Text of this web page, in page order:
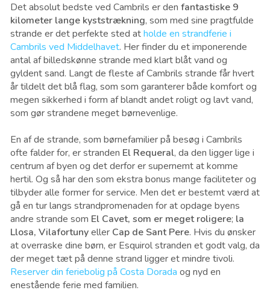
Det absolut bedste ved Cambrils er den fantastiske 9
kilometer lange kyststrækning, som med sine pragtfulde
strande er det perfekte sted atholde en strandferie i
Cambrils ved Middelhavet. Her finder du et imponerende
antal af billedskønne strande med klart blåt vand og
gyldent sand. Langt de fleste af Cambrils strande får hvert
år tildelt det blå flag, som som garanterer både komfort og
megen sikkerhed i form af blandt andet roligt og lavt vand,
som gør strandene meget børnevenlige.
En af de strande, som børnefamilier på besøg i Cambrils
ofte falder for, er stranden El Requeral, da den ligger lige i
centrum af byen og det derfor er supernemt at komme
hertil. Og så har den som ekstra bonus mange faciliteter og
tilbyder alle former for service. Men det er bestemt værd at
gå en tur langs strandpromenaden for at opdage byens
andre strande som El Cavet, som er meget roligere; la
Llosa, Vilafortunyeller Cap de Sant Pere. Hvis du ønsker
at overraske dine børn, er Esquirol stranden et godt valg, da
der meget tæt på denne strand ligger et mindre tivoli.
Reserver din feriebolig på Costa Dorada og nyd en
enestående ferie med familien.